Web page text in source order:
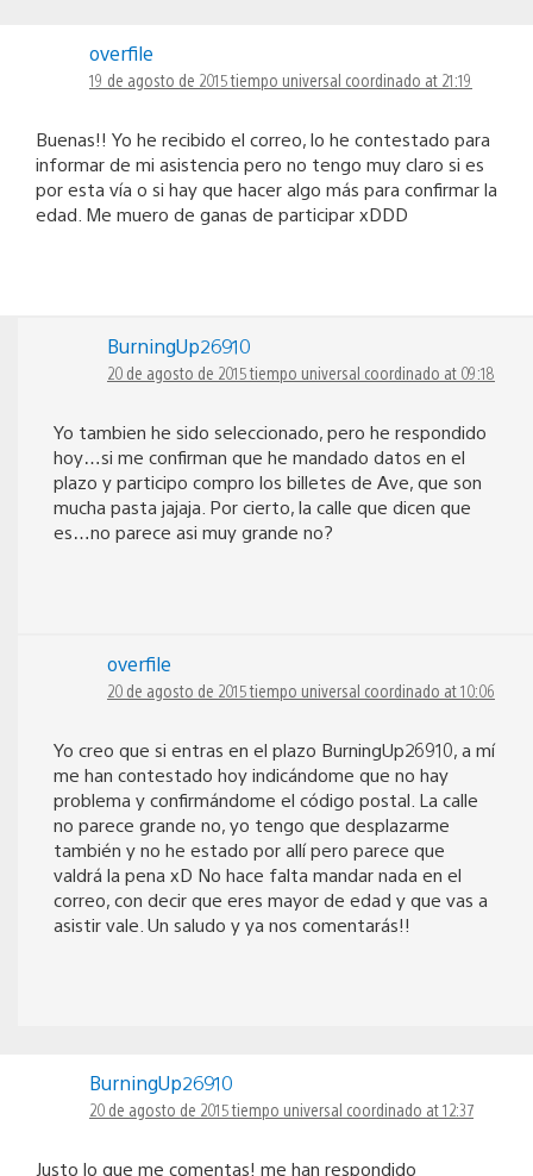
overfile
19 de agosto de 2015 tiempo universal coordinado at 21:19
Buenas!! Yo he recibido el correo, lo he contestado para
informar de mi asistencia pero no tengo muy claro si es
por esta vía o si hay que hacer algo más para confirmar la
edad. Me muero de ganas de participar xDDD
BurningUp26910
20 de agosto de 2015 tiempo universal coordinado at 09:18
Yo tambien he sido seleccionado, pero he respondido
hoy…si me confirman que he mandado datos en el
plazo y participo compro los billetes de Ave, que son
mucha pasta jajaja. Por cierto, la calle que dicen que
es…no parece asi muy grande no?
overfile
20 de agosto de 2015 tiempo universal coordinado at 10:06
Yo creo que si entras en el plazo BurningUp26910, a mí
me han contestado hoy indicándome que no hay
problema y confirmándome el código postal. La calle
no parece grande no, yo tengo que desplazarme
también y no he estado por allí pero parece que
valdrá la pena xD No hace falta mandar nada en el
correo, con decir que eres mayor de edad y que vas a
asistir vale. Un saludo y ya nos comentarás!!
BurningUp26910
20 de agosto de 2015 tiempo universal coordinado at 12:37
Justo lo que me comentas! me han respondido